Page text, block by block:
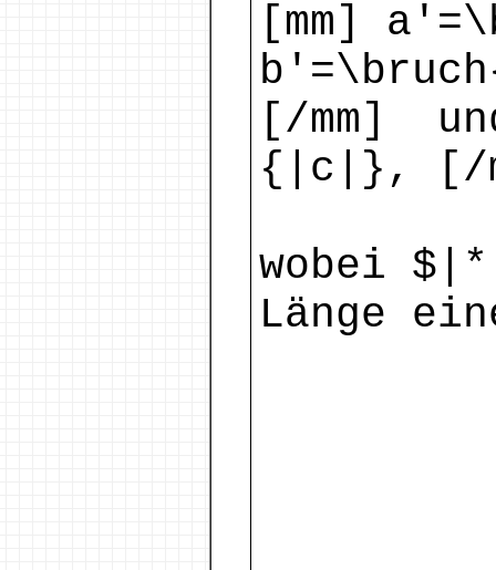
[mm]
[/mm]
{|c|}, [/
wobei
Länge